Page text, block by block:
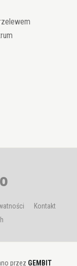
Kontakt
przez GEMBIT